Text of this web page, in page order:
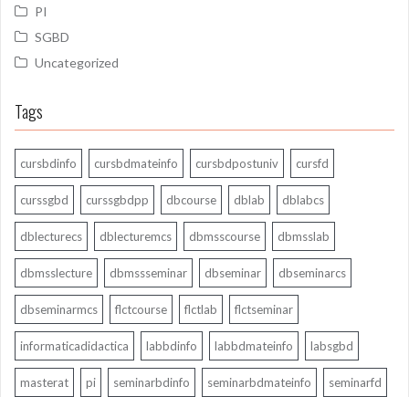
PI
SGBD
Uncategorized
Tags
cursbdinfo cursbdmateinfo cursbdpostuniv cursfd
curssgbd curssgbdpp dbcourse dblab dblabcs
dblecturecs dblecturemcs dbmsscourse dbmsslab
dbmsslecture dbmssseminar dbseminar dbseminarcs
dbseminarmcs flctcourse flctlab flctseminar
informaticadidactica labbdinfo labbdmateinfo labsgbd
masterat pi seminarbdinfo seminarbdmateinfo seminarfd